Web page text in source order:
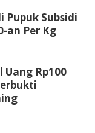
Pupuk Subsidi
an Per Kg
Uang Rp100